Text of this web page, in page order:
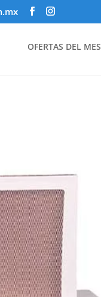
OFERTAS DEL MES